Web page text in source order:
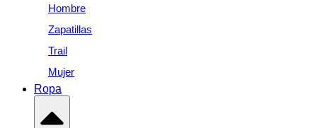
Hombre
Zapatillas
Trail
Mujer
Ropa